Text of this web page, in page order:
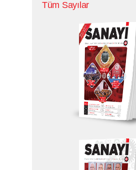
Tüm Sayılar